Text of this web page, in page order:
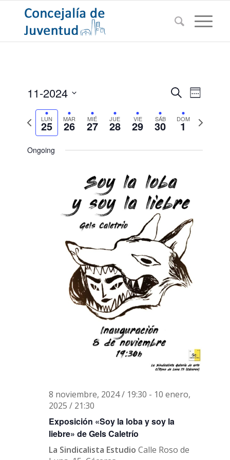
de
vistas
Eventos
Buscar
de
de
Semana
11-2024
Seleccionar
fecha.
Semana
anterior
LUN
25 MAR
26 MIÉ
27 JUE
28 VIE
29 SÁB
30 DOM
1
Semana
Ongoing
8 noviembre, 2024 / 19:30 - 10 enero,
2025 / 21:30
Exposición «Soy la loba y soy la
liebre» de Gels Caletrío
La Sindicalista EstudioCalle Roso de